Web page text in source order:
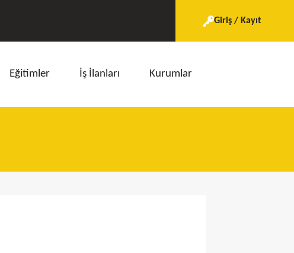
Giriş / Kayıt
Eğitimler İş İlanları Kurumlar